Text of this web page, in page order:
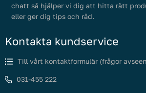
chatt så hjälper vi dig att hitta rätt
eller ger dig tips och råd.
Kontakta kundservice
Till vårt kontaktformulär (frågor
031-455 222